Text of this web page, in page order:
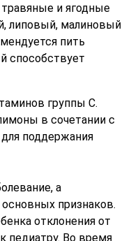
и ягодные
липовый, малиновый
пить
способствует
группы C.
в сочетании с
поддержания
а
признаков.
отклонения от
педиатру. Во время